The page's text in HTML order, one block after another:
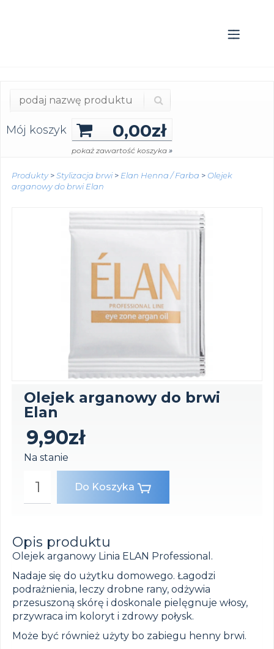
Mój koszyk 0,00zł
pokaż zawartość koszyka »
Produkty>Stylizacja brwi> Elan Henna / Farba > Olejek
arganowy do brwi Elan
Olejek arganowy do brwi
Elan
9,90zł
Na stanie
Do Koszyka
Opis produktu
Olejek arganowy Linia ELAN Professional.
Nadaje się do użytku domowego. Łagodzi
podrażnienia, leczy drobne rany, odżywia
przesuszoną skórę i doskonale pielęgnuje włosy,
przywraca im koloryt i zdrowy połysk.
Może być również użyty bo zabiegu henny brwi.